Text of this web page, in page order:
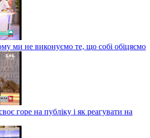
ми не виконуємо те, що собі обіцяємо
горе на публіку і як реагувати на